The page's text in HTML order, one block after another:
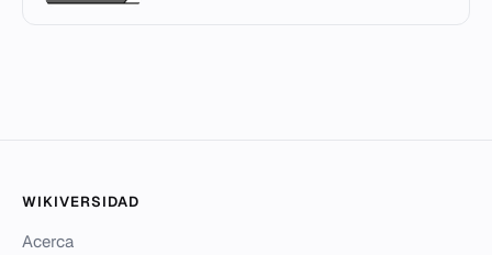
WIKIVERSIDAD
Acerca